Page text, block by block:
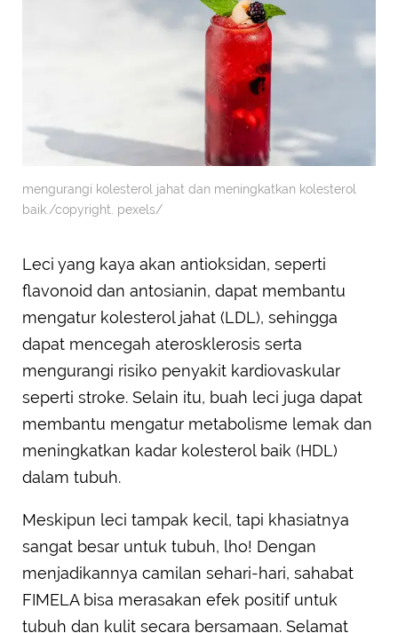
mengurangi kolesterol jahat dan meningkatkan kolesterol
baik./copyright. pexels/
Leci yang kaya akan antioksidan, seperti
flavonoid dan antosianin, dapat membantu
mengatur kolesterol jahat (LDL), sehingga
dapat mencegah aterosklerosis serta
mengurangi risiko penyakit kardiovaskular
seperti stroke. Selain itu, buah leci juga dapat
membantu mengatur metabolisme lemak dan
meningkatkan kadar kolesterol baik (HDL)
dalam tubuh.
Meskipun leci tampak kecil, tapi khasiatnya
sangat besar untuk tubuh, lho! Dengan
menjadikannya camilan sehari-hari, sahabat
FIMELA bisa merasakan efek positif untuk
tubuh dan kulit secara bersamaan. Selamat